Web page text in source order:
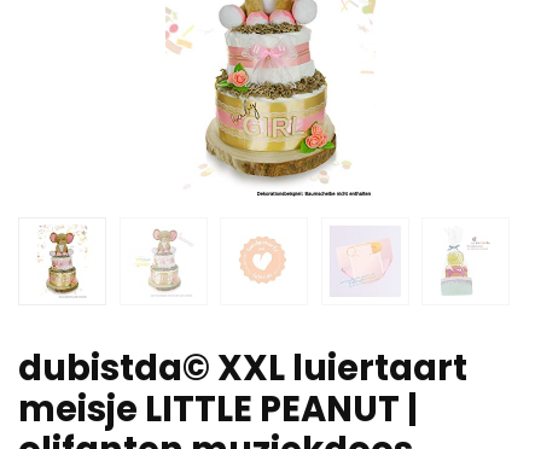
dubistda© XXL luiertaart
meisje LITTLE PEANUT |